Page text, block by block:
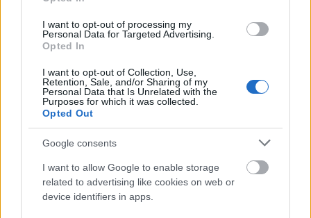
I want to opt-out of processing my
Personal Data for Targeted Advertising.
Opted In
I want to opt-out of Collection, Use,
Retention, Sale, and/or Sharing of my
Personal Data that Is Unrelated with the
Purposes for which it was collected.
Opted Out
Google consents
I want to allow Google to enable storage
related to advertising like cookies on web or
device identifiers in apps.
Sortiment bezlepkových obilovin, jako je hnědá rýže,
quinoa a pohanka, v miskách na rustikálním povrchu.
Kliknutím nebo klepnutím na obrázek získáte další
informace a vyšší rozlišení.
Začlenění hnědé rýže do vašeho
jídelníčku